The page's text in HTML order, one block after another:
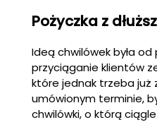
Pożyczka z
Ideą chwilówek była
przyciąganie klientów
które jednak trzeba już
umówionym terminie,
chwilówki, o którą